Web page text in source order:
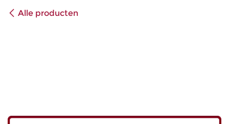
Alle producten